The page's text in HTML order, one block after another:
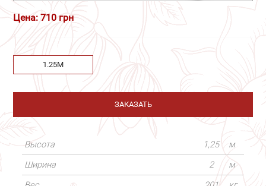
Цена: 710 грн
1.25М
ЗАКАЗАТЬ
Высота 1,25
м
Ширина
2
м